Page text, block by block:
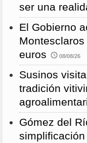
ser una
El Gobierno
euros
08/08/26
Susinos
tradición
Gómez del